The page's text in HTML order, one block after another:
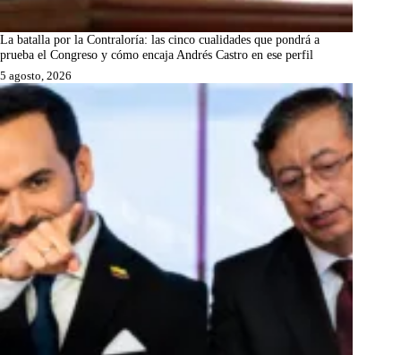
La batalla por la Contraloría: las cinco cualidades que pondrá a
prueba el Congreso y cómo encaja Andrés Castro en ese perfil
5 agosto, 2026